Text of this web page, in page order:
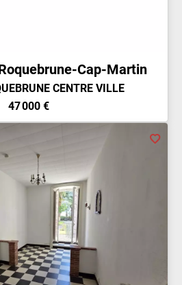
Cap-Martin
CENTRE VILLE
47 000 €